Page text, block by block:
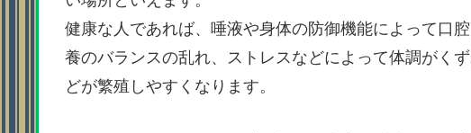
健康な人であれば、唾液や身体の防御機能によって口
養のバランスの乱れ、ストレスなどによって体調がく
どが繁殖しやすくなります。